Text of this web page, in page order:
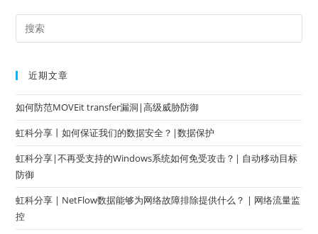
近期文章
如何防范MOVEit transfer漏洞|高级威胁防御
虹科分享丨如何保证我们的数据安全？|数据保护
虹科分享|不再受支持的Windows系统如何免受攻击？| 自动移动目标
防御
虹科分享 | NetFlow数据能够为网络故障排除提供什么？ | 网络流量监
控